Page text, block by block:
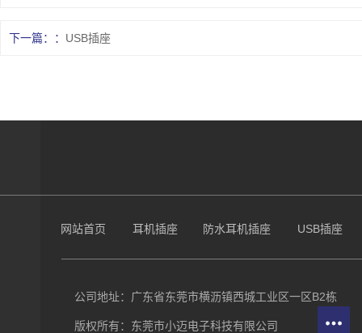
下一篇： USB插座
网站首页 耳机插座 防水耳机插座 USB插座
公司地址：广东省东莞市横沥镇西城工业区一区B2栋
版权所有：东莞市小迈电子科技有限公司